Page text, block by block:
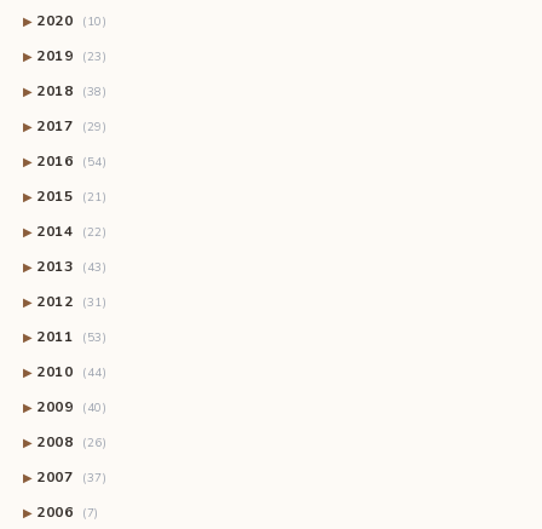
▶ 2020 (10)
▶ 2019 (23)
▶ 2018 (38)
▶ 2017 (29)
▶ 2016 (54)
▶ 2015 (21)
▶ 2014 (22)
▶ 2013 (43)
▶ 2012 (31)
▶ 2011 (53)
▶ 2010 (44)
▶ 2009 (40)
▶ 2008 (26)
▶ 2007 (37)
▶ 2006 (7)